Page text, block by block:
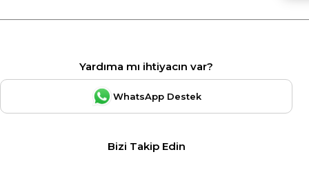
Yardıma mı ihtiyacın var?
WhatsApp Destek
Bizi Takip Edin